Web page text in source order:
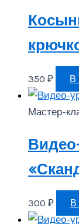
350 ₽ В
Мастер-
300 ₽ В